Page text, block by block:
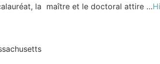
la maître et le doctoral attire …